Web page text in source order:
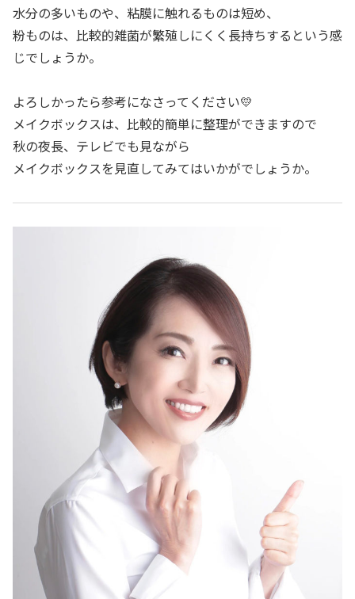
水分の多いものや、粘膜に触れるものは短め、
粉ものは、比較的雑菌が繁殖しにくく長持ちするという感
じでしょうか。
よろしかったら参考になさってください💛
メイクボックスは、比較的簡単に整理ができますので
秋の夜長、テレビでも見ながら
メイクボックスを見直してみてはいかがでしょうか。